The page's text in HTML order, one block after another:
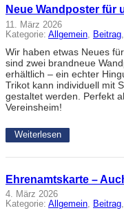
Neue Wandposter für
11. März 2026
Kategorie: Allgemein Beitrag
Wir haben etwas Neues
sind zwei brandneue
erhältlich – ein echter
Trikot kann individuell mit
gestaltet werden. Perfekt
Vereinsheim!
Weiterlesen
Ehrenamtskarte –
4. März 2026
Kategorie: Allgemein, Beitrag,